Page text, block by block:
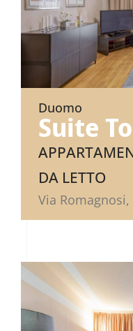
Duomo
Suite
DA LETTO
Via